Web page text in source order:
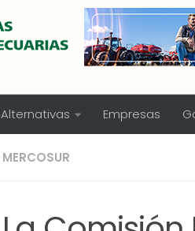
Alternativas Empresas
MERCOSUR